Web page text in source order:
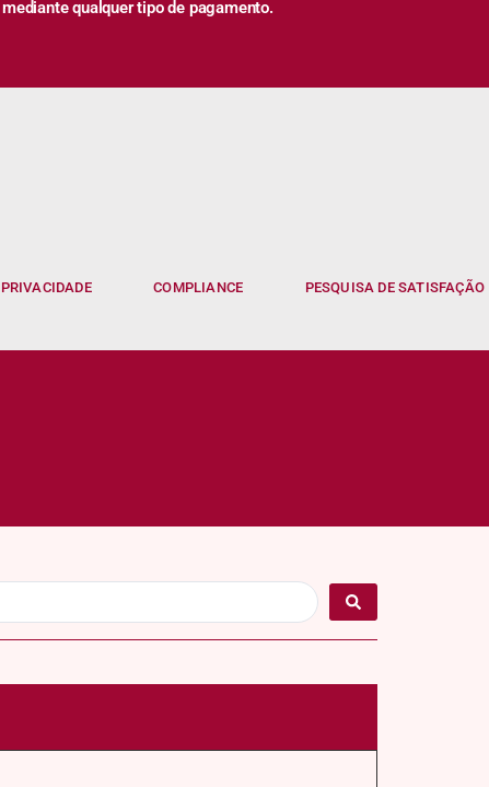
qualquer tipo de pagamento.
COMPLIANCE PESQUISA DE SATISFAÇÃO